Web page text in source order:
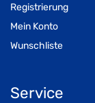
Registrierung
Mein Konto
Wunschliste
Service